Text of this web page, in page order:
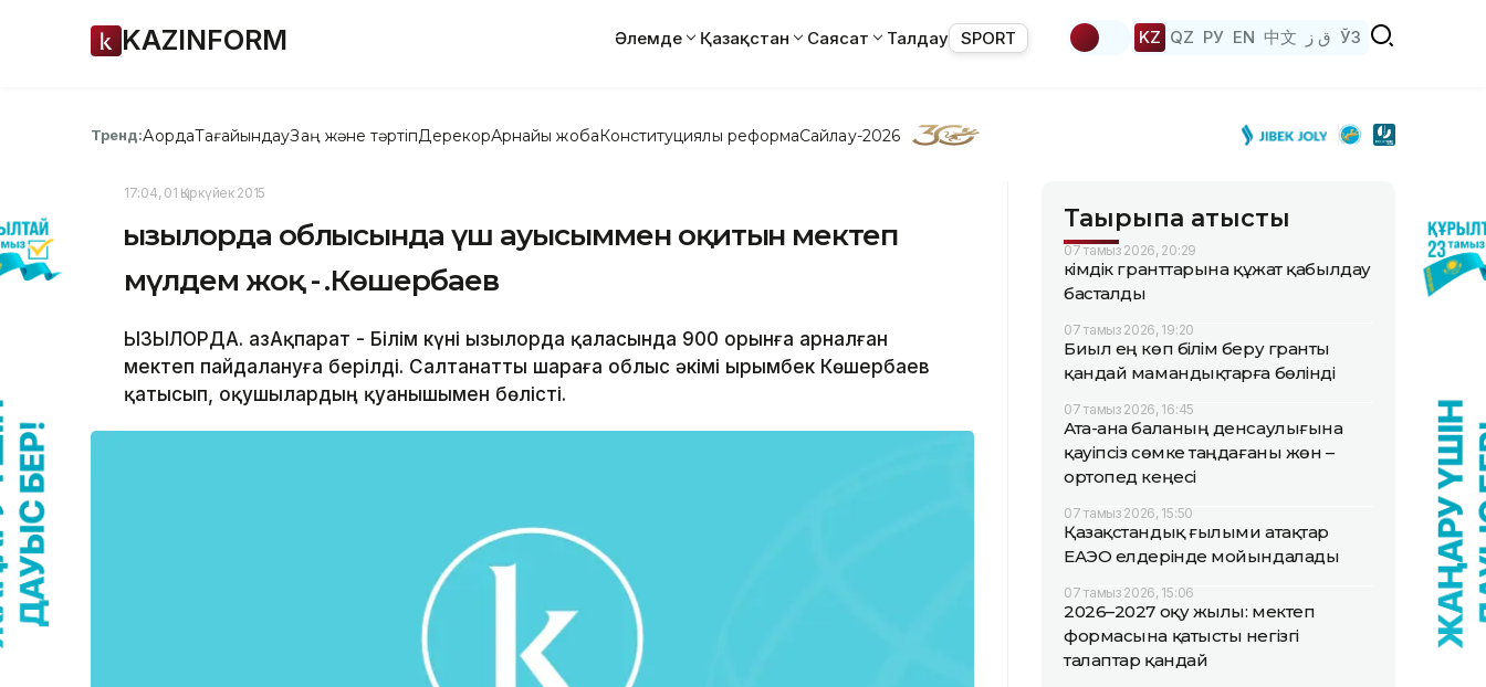
KAZINFORM Әлемде Қазақстан Саясат Талдау SPORT KZ QZ РУ EN 中文 ق ز ЎЗ
Тренд:АқордаТағайындауЗаң және тәртіпДерекқорАрнайы жобаКонституциялық реформаСайлау-2026
17:04, 01 Қыркүйек 2015
Қызылорда облысында үш ауысыммен оқитын мектеп
мүлдем жоқ - Қ.Көшербаев
ҚЫЗЫЛОРДА. ҚазАқпарат - Білім күні Қызылорда қаласында 900 орынға арналған
мектеп пайдалануға берілді. Салтанатты шараға облыс әкімі Қырымбек Көшербаев
қатысып, оқушылардың қуанышымен бөлісті.
Тақырыпқа қатысты
07 тамыз 2026, 20:29
Әкімдік гранттарына құжат қабылдау
басталды
07 тамыз 2026, 19:20
Биыл ең көп білім беру гранты
қандай мамандықтарға бөлінді
07 тамыз 2026, 16:45
Ата-ана баланың денсаулығына
қауіпсіз сөмке таңдағаны жөн –
ортопед кеңесі
07 тамыз 2026, 15:50
Қазақстандық ғылыми атақтар
ЕАЭО елдерінде мойындалады
07 тамыз 2026, 15:06
2026–2027 оқу жылы: мектеп
формасына қатысты негізгі
талаптар қандай